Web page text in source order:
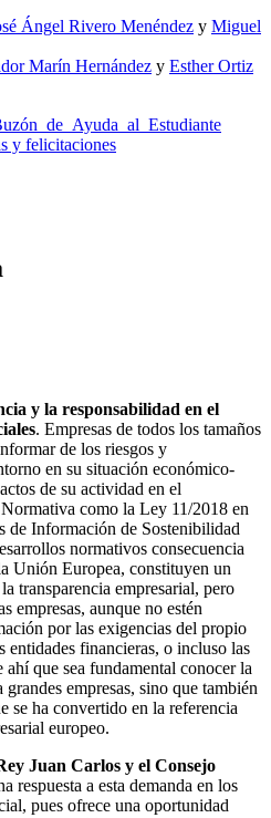
Ángel Rivero Menéndez y Miguel
Marín Hernández y Esther Ortiz
de Ayuda al Estudiante
y felicitaciones
y la responsabilidad en el
. Empresas de todos los tamaños
de los riesgos y
en su situación económico-
de su actividad en el
como la Ley 11/2018 en
de Información de Sostenibilidad
normativos consecuencia
Unión Europea, constituyen un
transparencia empresarial, pero
empresas, aunque no estén
por las exigencias del propio
entidades financieras, o incluso las
que sea fundamental conocer la
empresas, sino que también
se ha convertido en la referencia
europeo.
Juan Carlos y el Consejo
respuesta a esta demanda en los
pues ofrece una oportunidad